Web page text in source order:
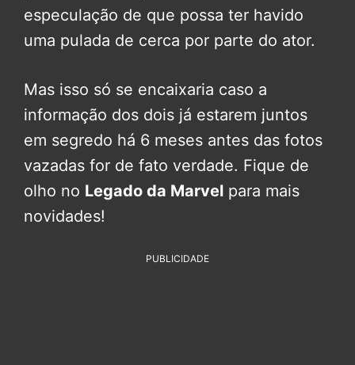
especulação de que possa ter havido
uma pulada de cerca por parte do ator.
Mas isso só se encaixaria caso a
informação dos dois já estarem juntos
em segredo há 6 meses antes das fotos
vazadas for de fato verdade. Fique de
olho no Legado da Marvel para mais
novidades!
PUBLICIDADE